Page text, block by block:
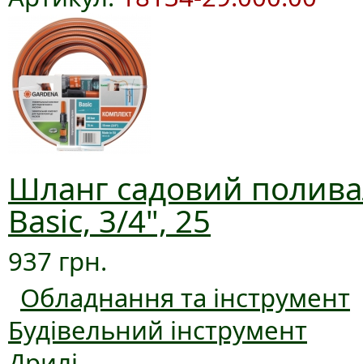
Шланг садовий
Basic, 3/4", 25
937 грн.
Обладнання та інструмент
Будівельний інструмент